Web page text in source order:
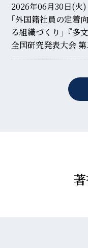
2026年06月30日(火)
｢外国籍社員の定着
る組織づくり｣『多
全国研究発表大会 第